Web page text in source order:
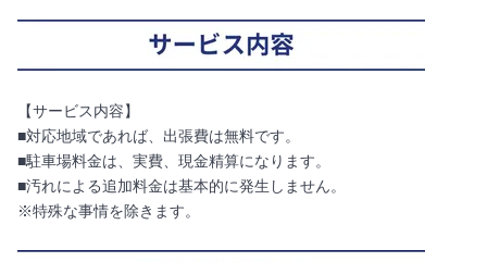
【サービス内容】
■対応地域であれば、出張費は無料です。
■駐車場料金は、実費、現金精算になります。
■汚れによる追加料金は基本的に発生しません。
※特殊な事情を除きます。